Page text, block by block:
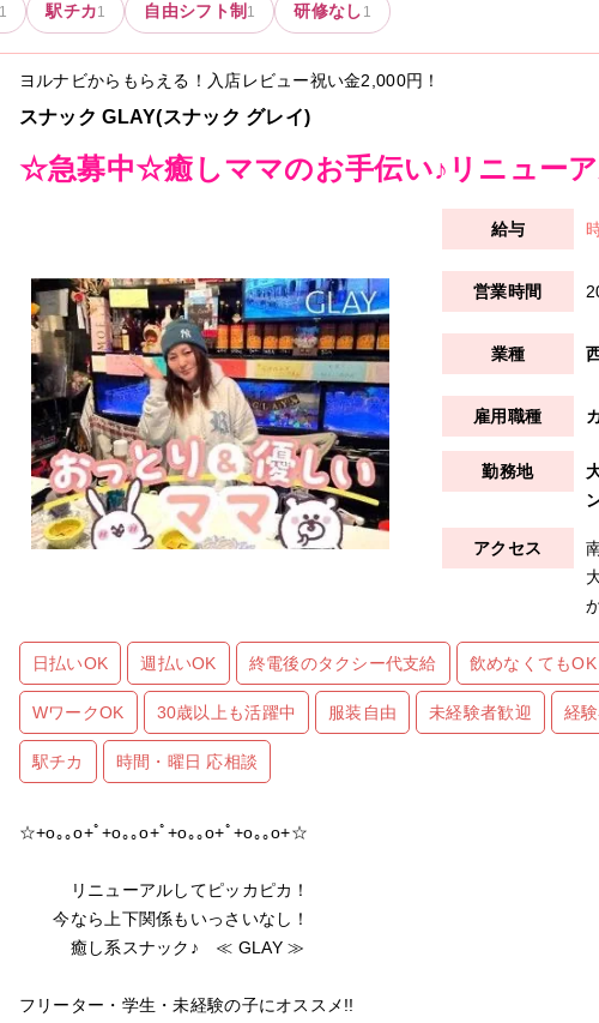
1 駅チカ1 自由シフト制 1 研修なし 1
ヨルナビからもらえる！入店レビュー祝い金2,000円 ！
スナック GLAY(スナック グレイ)
☆急募中☆癒しママのお手伝い♪リニュー
日払いOK 週払いOK 終電後のタクシー代支給 飲めなくてもOK
WワークOK 30歳以上も活躍中 服装自由 未経験者歓迎 経
駅チカ 時間・曜日 応相談
☆+o｡｡o+ﾟ+o｡｡o+ﾟ+o｡｡o+ﾟ+o｡｡o+☆
リニューアルしてピッカピカ！
今なら上下関係もいっさいなし！
癒し系スナック♪ ≪ GLAY ≫
フリーター・学生・未経験の子にオススメ!!